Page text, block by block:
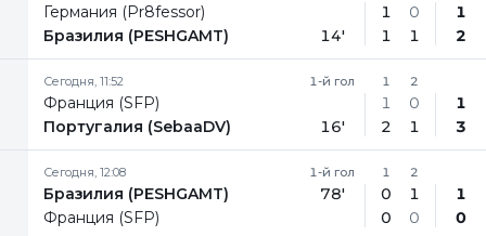
Германия (Pr8fessor)
Бразилия (PESHGAMT)
14'
1
1
0
1
1
2
Сегодня, 11:52
Франция (SFP)
Португалия (SebaaDV)
1-й гол
16'
1
1
2
2
0
1
1
3
Сегодня, 12:08
Бразилия (PESHGAMT)
Франция (SFP)
1-й гол
78'
1
0
0
2
1
0
1
0